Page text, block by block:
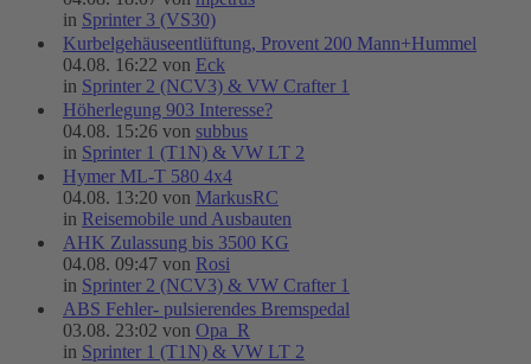
in Sprinter 3 (VS30)
Kurbelgehäuseentlüftung, Provent 200 Mann+Hummel
04.08. 16:22 von Eck
in Sprinter 2 (NCV3) & VW Crafter 1
Höherlegung 903 Interesse?
04.08. 15:26 von subbus
in Sprinter 1 (T1N) & VW LT 2
Hymer ML-T 580 4x4
04.08. 13:20 von MarkusRC
in Reisemobile und Ausbauten
AHK Zulassung bis 3500 KG
04.08. 09:47 von Rosi
in Sprinter 2 (NCV3) & VW Crafter 1
ABS Fehler- pulsierendes Bremspedal
03.08. 23:02 von Opa_R
in Sprinter 1 (T1N) & VW LT 2